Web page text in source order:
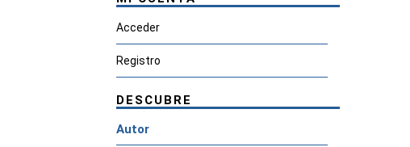
Acceder
Registro
DESCUBRE
Autor